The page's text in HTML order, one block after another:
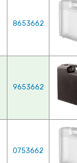
8653662
9653662
0753662